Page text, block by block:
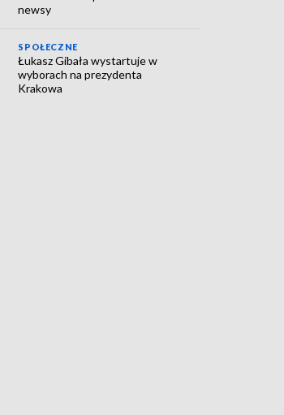
newsy
SPOŁECZNE
Łukasz Gibała wystartuje w
wyborach na prezydenta
Krakowa